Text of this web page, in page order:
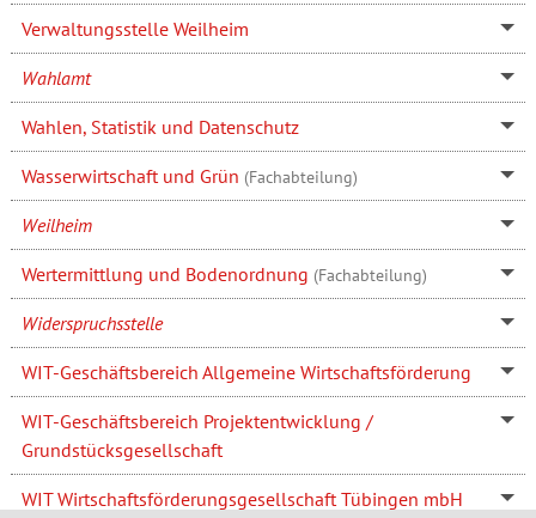
Verwaltungsstelle Weilheim
Wahlamt
Wahlen, Statistik und Datenschutz
Wasserwirtschaft und Grün (Fachabteilung)
Weilheim
Wertermittlung und Bodenordnung (Fachabteilung)
Widerspruchsstelle
WIT-Geschäftsbereich Allgemeine Wirtschaftsförderung
WIT-Geschäftsbereich Projektentwicklung /
Grundstücksgesellschaft
WIT Wirtschaftsförderungsgesellschaft Tübingen mbH